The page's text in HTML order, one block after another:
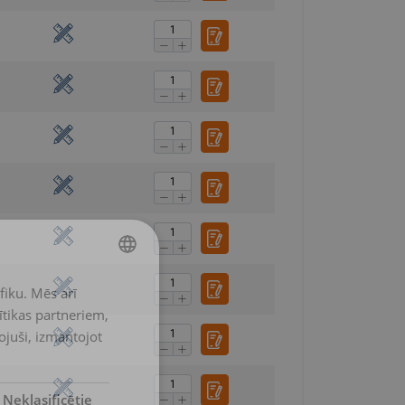
LATVIAN
ENGLISH TRANSLATION
Mēs arī
partneriem,
izmantojot
Neklasificētie